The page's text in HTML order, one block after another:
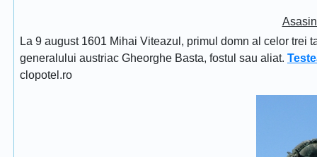
La 9 august 1601 Mihai Viteazul, primul domn al celor trei
generalului austriac Gheorghe Basta, fostul sau aliat.
clopotel.ro